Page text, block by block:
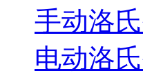
手动洛
电动洛